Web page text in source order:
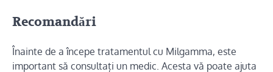
Recomandări
Înainte de a începe tratamentul cu Milgamma, este
important să consultați un medic. Acesta vă poate ajuta